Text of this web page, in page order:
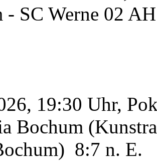
- SC Werne 02
19:30 Uhr,
Bochum
8:7 n. E.